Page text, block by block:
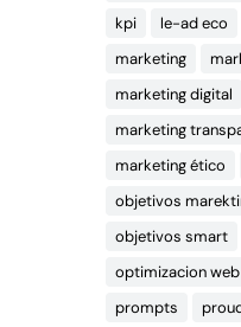
kpi
le-ad eco
marketing
marketing digital
marketing
marketing ético
objetivos
objetivos smart
optimizacion web
prompts